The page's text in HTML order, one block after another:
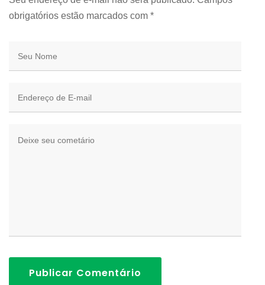
obrigatórios estão marcados com *
Publicar Comentário